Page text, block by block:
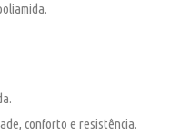
conforto e resistência.